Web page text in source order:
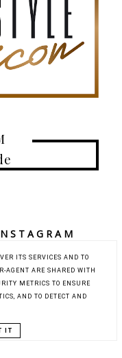
ITS SERVICES AND TO
AGENT ARE SHARED WITH
METRICS TO ENSURE
AND TO DETECT AND
IT